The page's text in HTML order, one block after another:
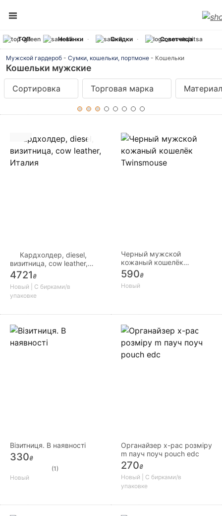
ТОП Новинки Скидки Советчица
Мужской гардероб - Сумки, кошельки, портмоне - Кошельки
Кошельки мужские
Сортировка Торговая марка Материал
Кардхолдер, diesel,
визитница, cow leather,
Италия
4721₴
Новый | С бирками/в
упаковке
Черный мужской
кожаный кошелёк
Twinsmouse
590₴
Новый
Візитниця. В наявності
330₴
(1)
Новый
Органайзер x-pac розміру
m пауч поуч pouch edc
270₴
Новый | С бирками/в
упаковке